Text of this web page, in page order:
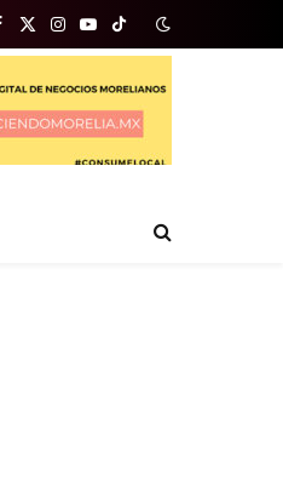
X
(Twitter)
Instagram
YouTubeTikTok